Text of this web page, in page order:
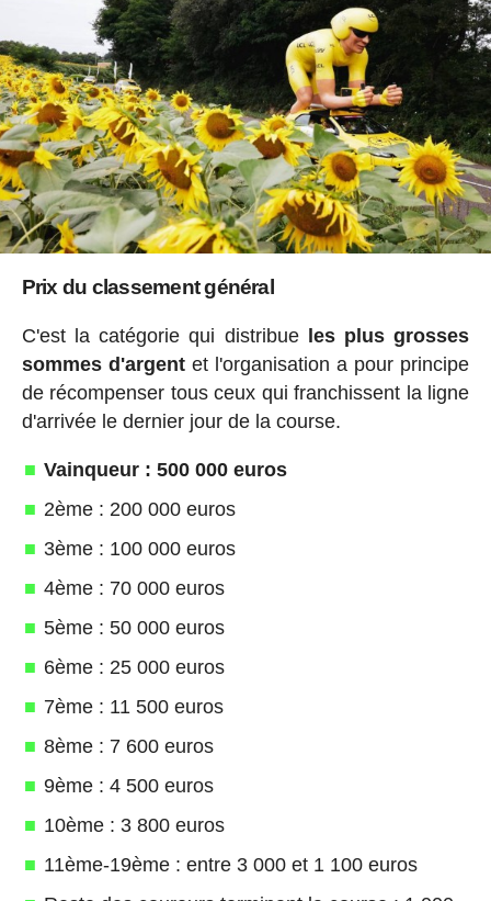
Prix du classement général
C'est la catégorie qui distribue les plus grosses
sommes d'argentet l'organisation a pour principe
de récompenser tous ceux qui franchissent la ligne
d'arrivée le dernier jour de la course.
Vainqueur : 500 000 euros
2ème : 200 000 euros
3ème : 100 000 euros
4ème : 70 000 euros
5ème : 50 000 euros
6ème : 25 000 euros
7ème : 11 500 euros
8ème : 7 600 euros
9ème : 4 500 euros
10ème : 3 800 euros
11ème-19ème : entre 3 000 et 1 100 euros